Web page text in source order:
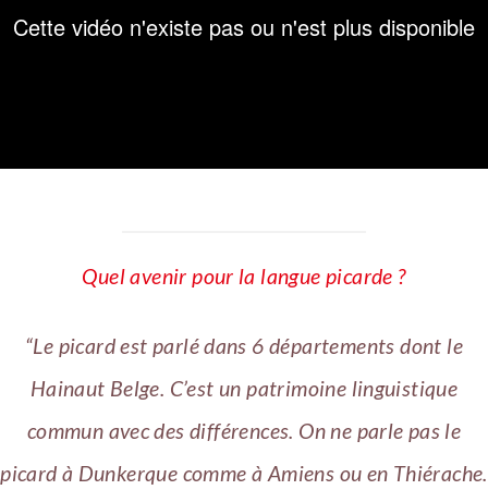
Quel avenir pour la langue picarde ?
“Le picard est parlé dans 6 départements dont le
Hainaut Belge. C’est un patrimoine linguistique
commun avec des différences. On ne parle pas le
picard à Dunkerque comme à Amiens ou en Thiérache.